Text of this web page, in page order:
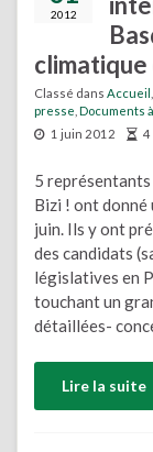
2012
climatique
Classé dans Accueil
presse Documents
1 juin 2012
4
5
Bizi ! ont donné
juin. Ils y ont
des candidats
législatives en
touchant un
détaillées-
Lire la suite